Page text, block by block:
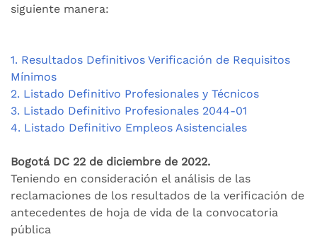
siguiente manera:
1. Resultados Definitivos Verificación de Requisitos
Mínimos
2. Listado Definitivo Profesionales y Técnicos
3. Listado Definitivo Profesionales 2044-01
4. Listado Definitivo Empleos Asistenciales
Bogotá DC 22 de diciembre de 2022.
Teniendo en consideración el análisis de las
reclamaciones de los resultados de la verificación de
antecedentes de hoja de vida de la convocatoria
pública